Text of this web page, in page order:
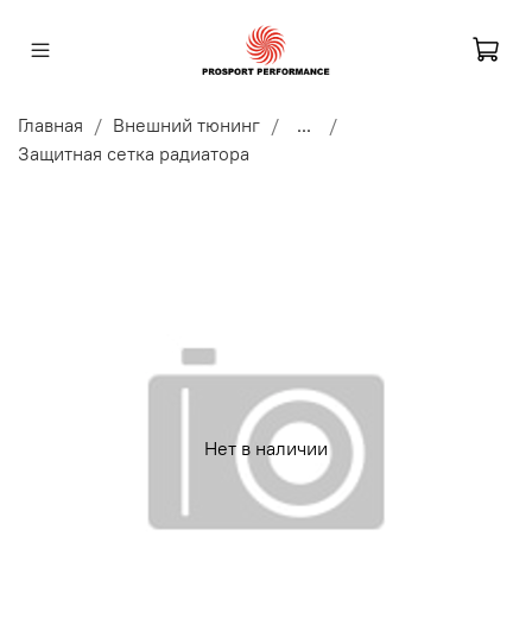
Главная Внешний тюнинг
...
Защитная сетка радиатора
Нет в наличии